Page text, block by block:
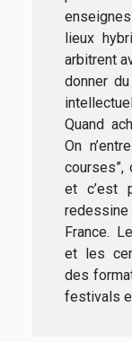
lieux
arbitrent
donner
Quand
On
courses”,
et c’est
France.
et les
des
festivals